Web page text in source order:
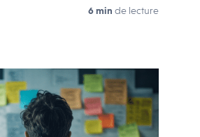
6 min de lecture